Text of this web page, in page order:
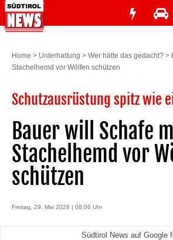
Home > Unterhaltung > Wer hätte das gedacht? >
Stachelhemd vor Wölfen schützen
Schutzausrüstung spitz wie
Bauer will Schafe
Stachelhemd vor
schützen
Freitag, 29. Mai 2026 | 08:06 Uhr
Südtirol News auf Google